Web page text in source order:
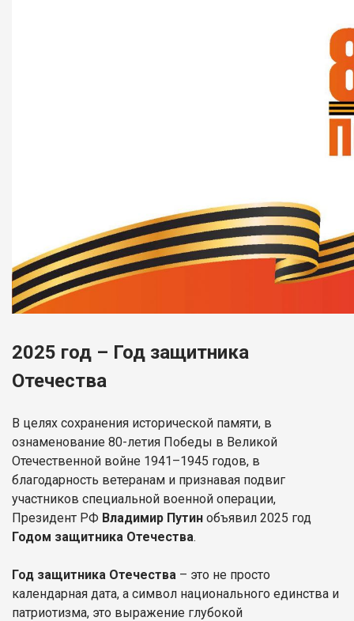
2025 год – Год защитника
Отечества
В целях сохранения исторической памяти, в
ознаменование 80-летия Победы в Великой
Отечественной войне 1941–1945 годов, в
благодарность ветеранам и признавая подвиг
участников специальной военной операции,
Президент РФ Владимир Путин объявил 2025 год
Годом защитника Отечества.
Год защитника Отечества – это не просто
календарная дата, а символ национального единства и
патриотизма, это выражение глубокой